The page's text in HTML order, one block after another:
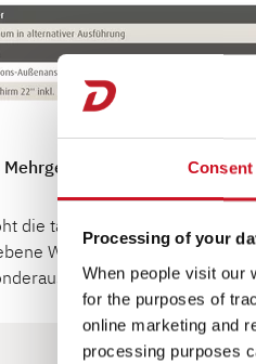
Consent
Processing of your
When people visit our
for the purposes of
online marketing and
processing purposes
Neu!
der 65 cm
Safelock-
Mehrgewicht von
die tatsächliche Masse des
Wert weist das
darf die